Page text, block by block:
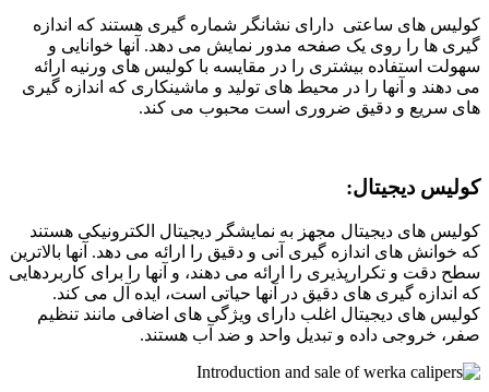
کولیس های ساعتی دارای نشانگر شماره گیری هستند که اندازه
گیری ها را روی یک صفحه مدور نمایش می دهد. آنها خوانایی و
سهولت استفاده بیشتری را در مقایسه با کولیس های ورنیه ارائه
می دهند و آنها را در محیط های تولید و ماشینکاری که اندازه گیری
های سریع و دقیق ضروری است محبوب می کند.
کولیس دیجیتال:
کولیس های دیجیتال مجهز به نمایشگر دیجیتال الکترونیکی هستند
که خوانش های اندازه گیری آنی و دقیق را ارائه می دهد. آنها بالاترین
سطح دقت و تکرارپذیری را ارائه می دهند، و آنها را برای کاربردهایی
که اندازه گیری های دقیق در آنها حیاتی است، ایده آل می کند.
کولیس های دیجیتال اغلب دارای ویژگی های اضافی مانند تنظیم
صفر، خروجی داده و تبدیل واحد و ضد آب هستند.